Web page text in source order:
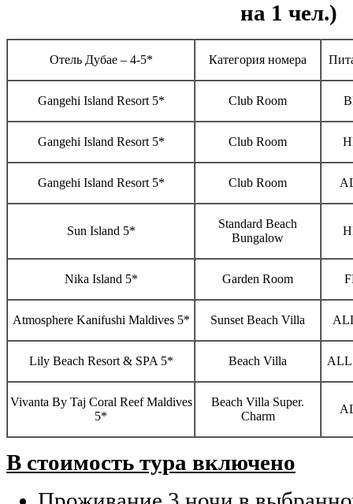
на 1 чел.)
Отель Дубае – 4-5* Категория номера
Gangehi Island Resort 5* Club Room
Gangehi Island Resort 5* Club Room
Gangehi Island Resort 5* Club Room
Sun Island 5*
Standard Beach
Bungalow
Nika Island 5* Garden Room
Atmosphere Kanifushi Maldives 5* Sunset Beach Villa
Lily Beach Resort & SPA 5* Beach Villa ALL
Vivanta By Taj Coral Reef Maldives
5*
Beach Villa Super.
Charm
В стоимость тура включено